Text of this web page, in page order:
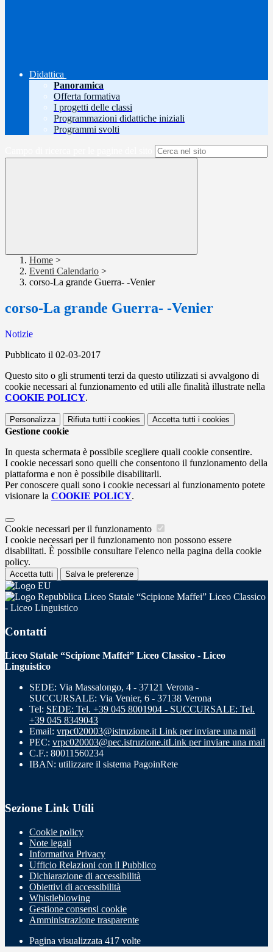
Didattica
Panoramica
Offerta formativa
I progetti delle classi
Programmazioni didattiche iniziali
Programmi svolti
Home >
Eventi Calendario >
corso-La grande Guerra- -Venier
corso-La grande Guerra- -Venier
Notizie
Pubblicato il 02-03-2017
Questo sito o gli strumenti terzi da questo utilizzati si avvalgono di
cookie necessari al funzionamento ed utili alle finalità illustrate nella
COOKIE POLICY.
Personalizza Rifiuta tutti i cookies Accetta tutti i cookies
Gestione cookie
In questa schermata è possibile scegliere quali cookie consentire.
I cookie necessari sono quelli che consentono il funzionamento della
piattaforma e non è possibile disabilitarli.
Per conoscere quali sono i cookie necessari al funzionamento potete
visionare la COOKIE POLICY.
Cookie necessari per il funzionamento
I cookie necessari per il funzionamento non possono essere
disabilitati. È possibile consultare l'elenco nella pagina della cookie
policy.
Accetta tutti Salva le preferenze
Liceo Statale “Scipione Maffei” Liceo Classico
- Liceo Linguistico
Contatti
Liceo Statale “Scipione Maffei” Liceo Classico - Liceo
Linguistico
SEDE: Via Massalongo, 4 - 37121 Verona -
SUCCURSALE: Via Venier, 6 - 37138 Verona
Tel: SEDE: Tel. +39 045 8001904 - SUCCURSALE: Tel.
+39 045 8349043
Email: vrpc020003@istruzione.it Link per inviare una mail
PEC: vrpc020003@pec.istruzione.itLink per inviare una mail
C.F.: 80011560234
IBAN: utilizzare il sistema PagoinRete
Sezione Link Utili
Cookie policy
Note legali
Informativa Privacy
Ufficio Relazioni con il Pubblico
Dichiarazione di accessibilità
Obiettivi di accessibilità
Whistleblowing
Gestione consensi cookie
Amministrazione trasparente
Pagina visualizzata 417 volte